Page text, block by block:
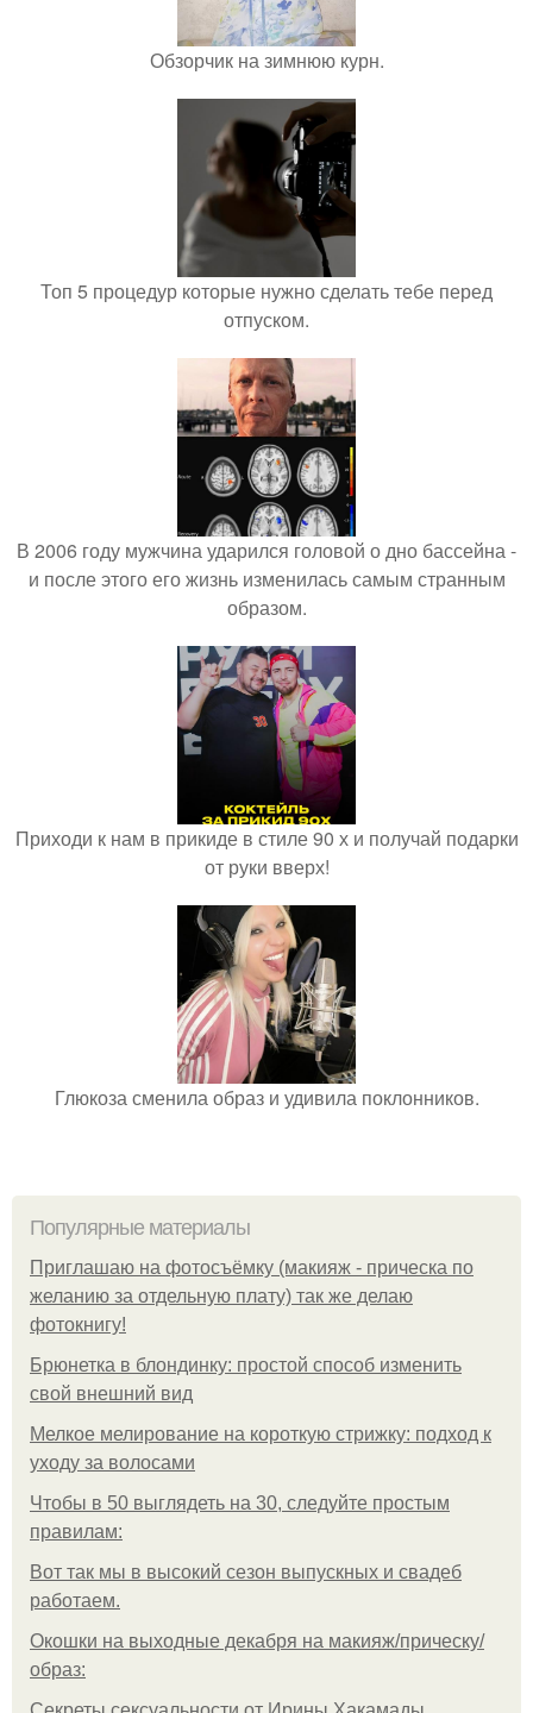
Обзорчик на зимнюю курн.
Топ 5 процедур которые нужно сделать тебе перед
отпуском.
В 2006 году мужчина ударился головой о дно бассейна -
и после этого его жизнь изменилась самым странным
образом.
Приходи к нам в прикиде в стиле 90 х и получай подарки
от руки вверх!
Глюкоза сменила образ и удивила поклонников.
Популярные материалы
Приглашаю на фотосъёмку (макияж - прическа по
желанию за отдельную плату) так же делаю
фотокнигу!
Брюнетка в блондинку: простой способ изменить
свой внешний вид
Мелкое мелирование на короткую стрижку: подход к
уходу за волосами
Чтобы в 50 выглядеть на 30, следуйте простым
правилам:
Вот так мы в высокий сезон выпускных и свадеб
работаем.
Окошки на выходные декабря на макияж/прическу/
образ: